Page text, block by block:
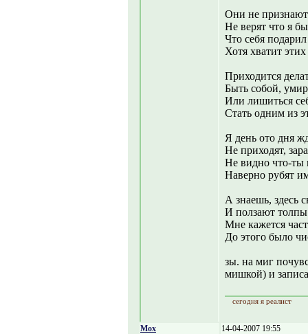
Они не
Не верят что я
Что себя
Хотя хватит
Приходится
Быть собой,
Или лишиться
Стать одним из
Я день ото дня
Не приходят,
Не видно что-ты
Наверно рубят
А знаешь, здесь
И ползают
Мне кажется
До этого было
зы. на миг
мишкой) и
сегодня я реалист
Mox 14-04-2007 19:55